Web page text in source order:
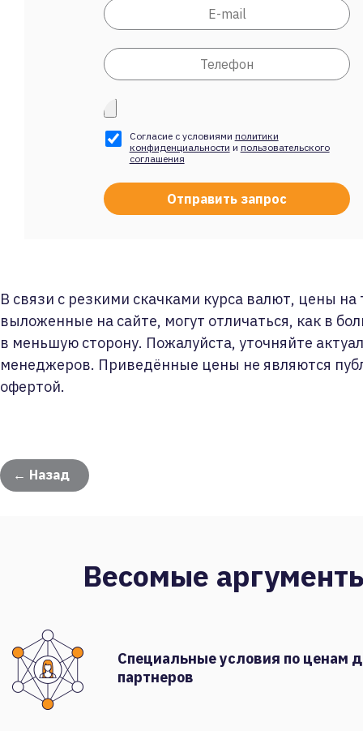
Согласие с условиями политики
конфиденциальности и пользовательского
соглашения
В связи с резкими скачками курса валют, цены на
выложенные на сайте, могут отличаться, как в
в меньшую сторону. Пожалуйста, уточняйте
менеджеров. Приведённые цены не являются
офертой.
← Назад
Весомые
Специальные условия по ценам
партнеров